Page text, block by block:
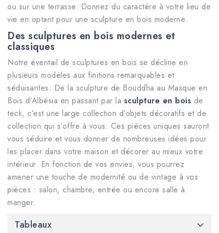
ou sur une terrasse. Donnez du caractère à votre lieu de
vie en optant pour une sculpture en bois moderne.
Des sculptures en bois modernes et
classiques
Notre éventail de sculptures en bois se décline en
plusieurs modèles aux finitions remarquables et
séduisantes. De la sculpture de Bouddha au Masque en
Bois d'Albésia en passant par la sculpture en bois de
teck, c’est une large collection d’objets décoratifs et de
collection qui s’offre à vous. Ces pièces uniques sauront
vous séduire et vous donner de nombreuses idées pour
les placer dans votre maison et décorer au mieux votre
intérieur. En fonction de vos envies, vous pourrez
amener une touche de modernité ou de vintage à vos
pièces : salon, chambre, entrée ou encore salle à
manger.
Tableaux